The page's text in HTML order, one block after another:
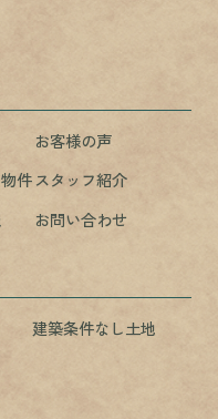
お客様の声
件スタッフ紹介
お問い合わせ
建築条件なし土地